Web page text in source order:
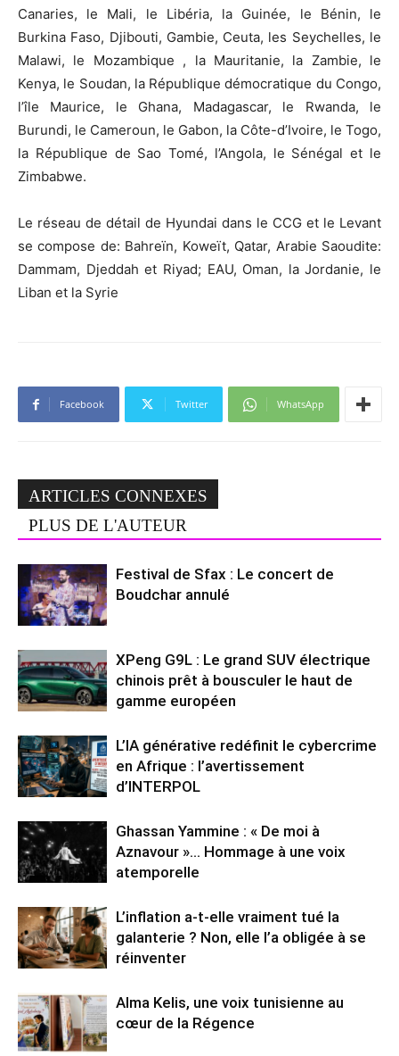
Canaries, le Mali, le Libéria, la Guinée, le Bénin, le
Burkina Faso, Djibouti, Gambie, Ceuta, les Seychelles, le
Malawi, le Mozambique , la Mauritanie, la Zambie, le
Kenya, le Soudan, la République démocratique du Congo,
l’île Maurice, le Ghana, Madagascar, le Rwanda, le
Burundi, le Cameroun, le Gabon, la Côte-d’Ivoire, le Togo,
la République de Sao Tomé, l’Angola, le Sénégal et le
Zimbabwe.
Le réseau de détail de Hyundai dans le CCG et le Levant
se compose de: Bahreïn, Koweït, Qatar, Arabie Saoudite:
Dammam, Djeddah et Riyad; EAU, Oman, la Jordanie, le
Liban et la Syrie
Facebook Twitter WhatsApp
ARTICLES CONNEXES
PLUS DE L'AUTEUR
Festival de Sfax : Le concert de
Boudchar annulé
XPeng G9L : Le grand SUV électrique
chinois prêt à bousculer le haut de
gamme européen
L’IA générative redéfinit le cybercrime
en Afrique : l’avertissement
d’INTERPOL
Ghassan Yammine : « De moi à
Aznavour »… Hommage à une voix
atemporelle
L’inflation a-t-elle vraiment tué la
galanterie ? Non, elle l’a obligée à se
réinventer
Alma Kelis, une voix tunisienne au
cœur de la Régence